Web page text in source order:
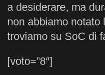
a desiderare, ma
non abbiamo notato
troviamo su SoC di
[voto=”8″]